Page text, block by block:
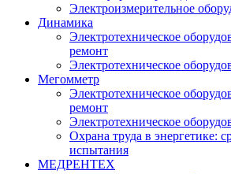
Электроизмерительное
Динамика
Электротехническое
ремонт
Электротехническое
Мегомметр
Электротехническое
ремонт
Электротехническое
Охрана труда в энергетике:
испытания
МЕДРЕНТЕХ